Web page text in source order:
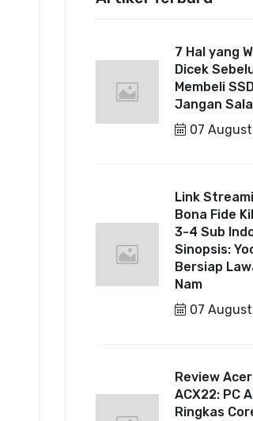
7 Hal yang
Dicek
Membeli
Jangan
07
Link
Bona Fide
3-4 Sub
Sinopsis:
Bersiap
Nam
07
Review
ACX22: PC
Ringkas